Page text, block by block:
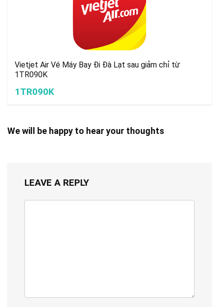
Vietjet Air Vé Máy Bay Đi Đà Lạt sau giảm chỉ từ
1TR090K
1TR090K
We will be happy to hear your thoughts
LEAVE A REPLY